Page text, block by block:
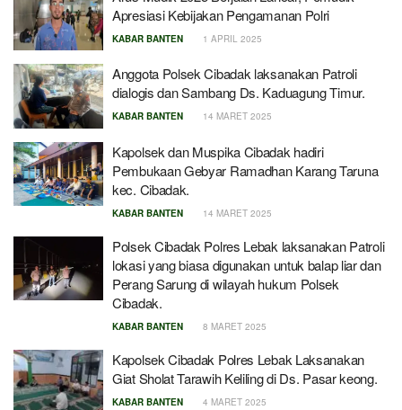
Apresiasi Kebijakan Pengamanan Polri
KABAR BANTEN 1 APRIL 2025
Anggota Polsek Cibadak laksanakan Patroli
dialogis dan Sambang Ds. Kaduagung Timur.
KABAR BANTEN 14 MARET 2025
Kapolsek dan Muspika Cibadak hadiri
Pembukaan Gebyar Ramadhan Karang Taruna
kec. Cibadak.
KABAR BANTEN 14 MARET 2025
Polsek Cibadak Polres Lebak laksanakan Patroli
lokasi yang biasa digunakan untuk balap liar dan
Perang Sarung di wilayah hukum Polsek
Cibadak.
KABAR BANTEN 8 MARET 2025
Kapolsek Cibadak Polres Lebak Laksanakan
Giat Sholat Tarawih Keliling di Ds. Pasar keong.
KABAR BANTEN 4 MARET 2025